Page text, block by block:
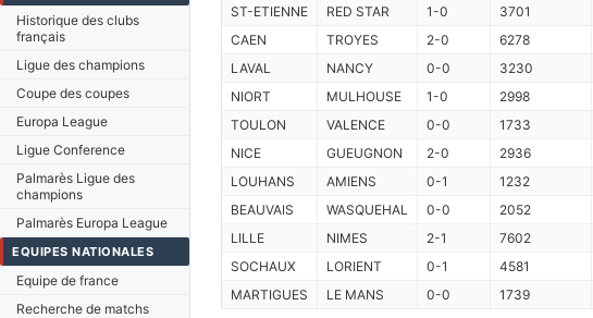
Historique des clubs
français
Ligue des champions
Coupe des coupes
Europa League
Ligue Conference
Palmarès Ligue des
champions
Palmarès Europa League
EQUIPES NATIONALES
Equipe de france
Recherche de matchs
ST-ETIENNE RED STAR 1-0
3701
CAEN
TROYES 2-0
6278
LAVAL
NANCY 0-0
3230
NIORT
MULHOUSE 1-0
2998
TOULON
VALENCE 0-0
1733
NICE
GUEUGNON 2-0
2936
LOUHANS
AMIENS 0-1
1232
BEAUVAIS
WASQUEHAL 0-0
2052
LILLE
NIMES 2-1
7602
SOCHAUX
LORIENT 0-1
4581
MARTIGUES
LE MANS 0-0 1739